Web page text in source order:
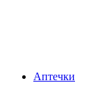
Аптечки